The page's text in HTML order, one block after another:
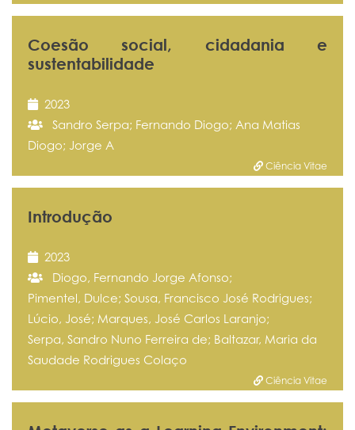
Coesão social, cidadania e
sustentabilidade
2023
Sandro Serpa; Fernando Diogo; Ana Matias
Diogo; Jorge A
Ciência Vitae
Introdução
2023
Diogo, Fernando Jorge Afonso;
Pimentel, Dulce; Sousa, Francisco José Rodrigues;
Lúcio, José; Marques, José Carlos Laranjo;
Serpa, Sandro Nuno Ferreira de; Baltazar, Maria da
Saudade Rodrigues Colaço
Ciência Vitae